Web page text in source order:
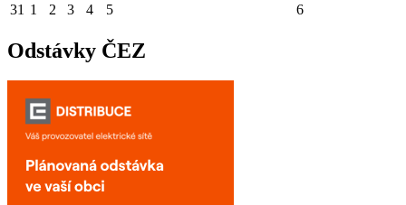
31 1 2 3 4 5 6
Odstávky ČEZ